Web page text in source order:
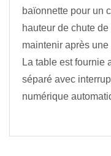
baïonnette pour un
hauteur de chute
maintenir après
La table est fournie
séparé avec
numérique